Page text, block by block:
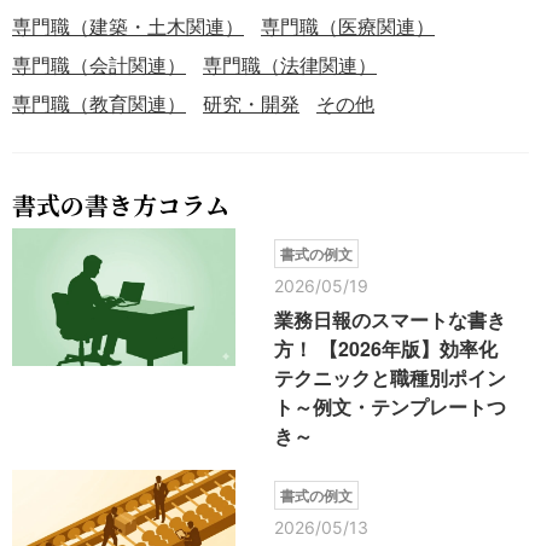
専門職（建築・土木関連）
専門職（医療関連）
専門職（会計関連）
専門職（法律関連）
専門職（教育関連）
研究・開発 その他
書式の書き方コラム
書式の例文
2026/05/19
業務日報のスマートな書き
方！ 【2026年版】効率化
テクニックと職種別ポイン
ト～例文・テンプレートつ
き～
書式の例文
2026/05/13